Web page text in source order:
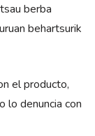
berba
behartsurik
el producto,
lo denuncia con